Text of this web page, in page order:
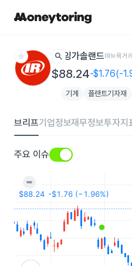
star search 잉가솔랜드IR뉴욕거
$88.24-$1.76(-
기계 플랜트기자재
브리프기업정보재무정보투자지
주요 이슈